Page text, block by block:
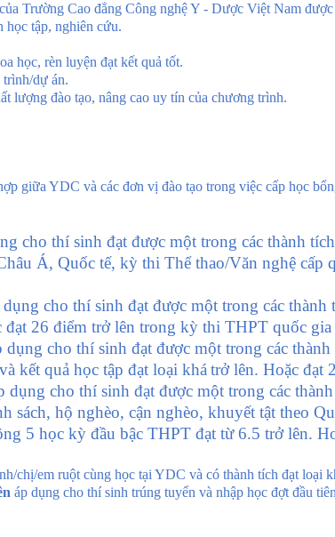
Cao đẳng Công nghệ Y - Dược Việt Nam được
học tập, nghiên cứu.
học, rèn luyện đạt kết quả tốt.
trình/dự án.
lượng đào tạo, nâng cao uy tín của chương trình.
giữa YDC và các đơn vị đào tạo trong việc cấp học
cho thí sinh đạt được một trong các thành
Á, Quốc tế, kỳ thi Thể thao/Văn nghệ cấp
dụng cho thí sinh đạt được một trong các
26 điểm trở lên trong kỳ thi THPT quốc gia
dụng cho thí sinh đạt được một trong các
kết quả học tập đạt loại khátrở lên. Hoặc đạt
dụng cho thí sinh đạt được một trong các
hộ nghèo, cận nghèo, khuyết tật theo
5 học kỳ đầu bậc THPT đạt từ 6.5 trở lên.
chị/em ruột cùng học tại YDC và có thành tích đạt loại
áp dụng cho thí sinh trúng tuyển và nhập học đợt đầu